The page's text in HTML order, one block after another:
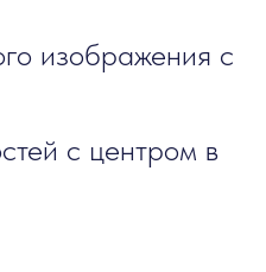
изображения с
с центром в